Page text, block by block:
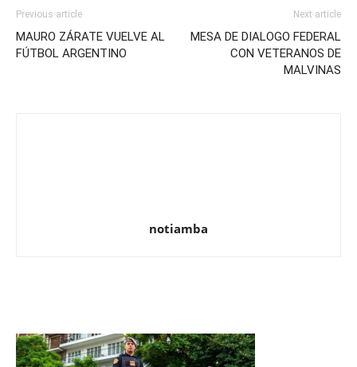
Previous article
MAURO ZÁRATE VUELVE AL
FÚTBOL ARGENTINO
Next article
MESA DE DIALOGO FEDERAL
CON VETERANOS DE
MALVINAS
notiamba